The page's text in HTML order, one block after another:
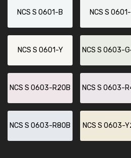
NCS S 0601-B NCS S
NCS S 0601-Y NCS S 0603-
NCS S 0603-R20B NCS S 0603-
NCS S 0603-R80B NCS S 0603-